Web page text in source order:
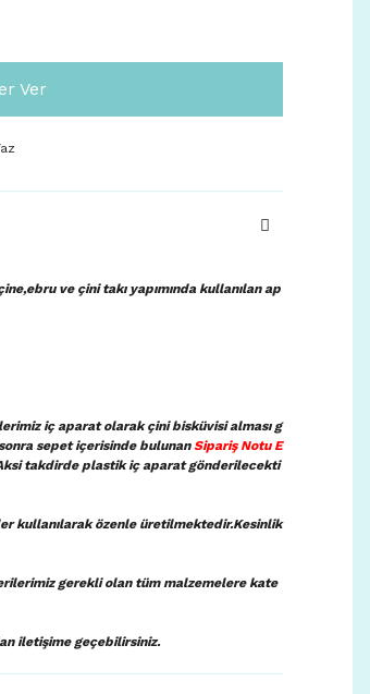
Ver
ve çini takı yapımında kullanılan ap
iç aparat olarak çini bisküvisi alması g
sepet içerisinde bulunanSipariş Notu E
takdirde plastik iç aparat gönderilecekti
kullanılarak özenle üretilmektedir.Kesinlik
gerekli olan tüm malzemelere kate
iletişime geçebilirsiniz.